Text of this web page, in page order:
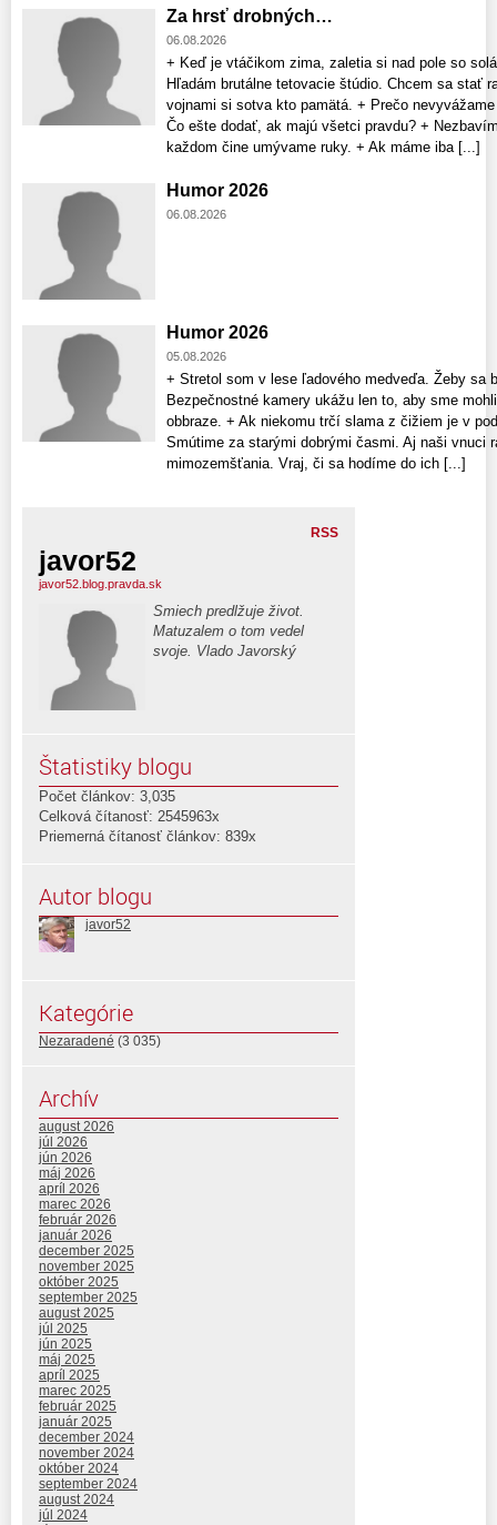
Za hrsť drobných…
06.08.2026
+ Keď je vtáčikom zima, zaletia si nad pole so
Hľadám brutálne tetovacie štúdio. Chcem sa stať
vojnami si sotva kto pamätá. + Prečo
Čo ešte dodať, ak majú všetci pravdu? +
každom čine umývame ruky. + Ak máme iba [...]
Humor 2026
06.08.2026
Humor 2026
05.08.2026
+ Stretol som v lese ľadového medveďa. Žeby sa
Bezpečnostné kamery ukážu len to, aby sme
obbraze. + Ak niekomu trčí slama z čižiem je v
Smútime za starými dobrými časmi. Aj naši vnuci
mimozemšťania. Vraj, či sa hodíme do ich [...]
RSS
javor52
javor52.blog.pravda.sk
Smiech predlžuje život.
Matuzalem o tom vedel
svoje. Vlado Javorský
Štatistiky blogu
Počet článkov: 3,035
Celková čítanosť: 2545963x
Priemerná čítanosť článkov: 839x
Autor blogu
javor52
Kategórie
Nezaradené (3 035)
Archív
august 2026
júl 2026
jún 2026
máj 2026
apríl 2026
marec 2026
február 2026
január 2026
december 2025
november 2025
október 2025
september 2025
august 2025
júl 2025
jún 2025
máj 2025
apríl 2025
marec 2025
február 2025
január 2025
december 2024
november 2024
október 2024
september 2024
august 2024
júl 2024